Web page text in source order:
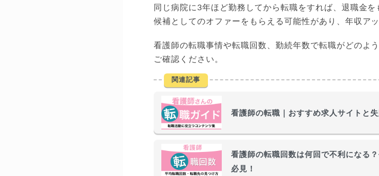
同じ病院に3年ほど勤務してから転職をすれば、退職金
候補としてのオファーをもらえる可能性があり、年収ア
看護師の転職事情や転職回数、勤続年数で転職がどのよ
ご確認ください。
関連記事
看護師の転職｜おすすめ求人サイトと
看護師の転職回数は何回で不利になる
必見！